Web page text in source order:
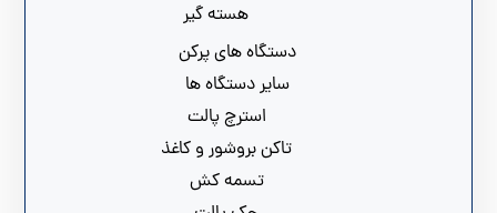
هسته گیر
دستگاه های پرکن
سایر دستگاه ها
استرچ پالت
تاکن بروشور و کاغذ
تسمه کش